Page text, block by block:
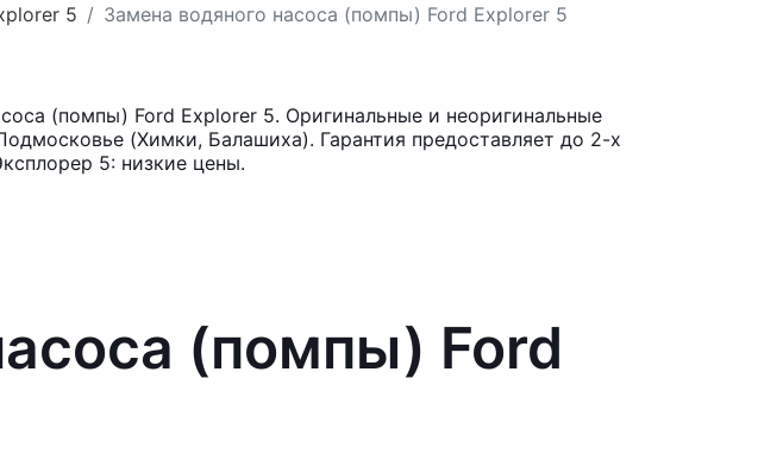
5 Замена водяного насоса (помпы) Ford Explorer 5
(помпы) Ford Explorer 5. Оригинальные и неоригинальные
(Химки, Балашиха). Гарантия предоставляет до 2-х
5: низкие цены.
(помпы) Ford